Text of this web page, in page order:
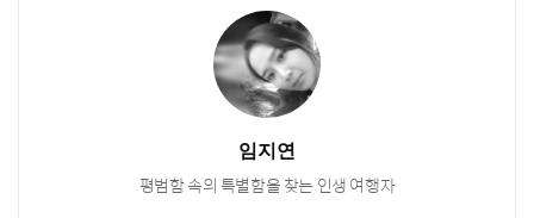
임지연
평범함 속의 특별함을 찾는 인생 여행자